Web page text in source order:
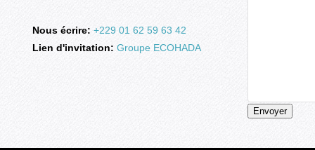
Nous écrire: +229 01 62 59 63 42
Lien d'invitation: Groupe ECOHADA
Envoyer